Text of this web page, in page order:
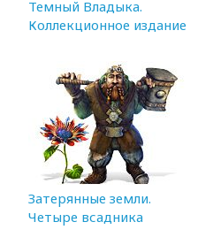
Темный Владыка.
Коллекционное издание
Затерянные земли.
Четыре всадника